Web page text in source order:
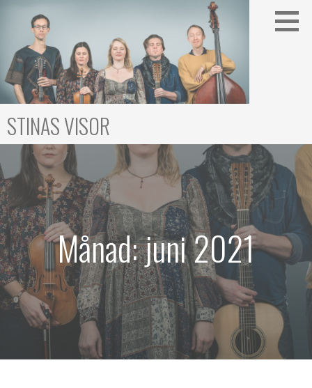
innehåll
STINAS VISOR
Månad: juni 2021